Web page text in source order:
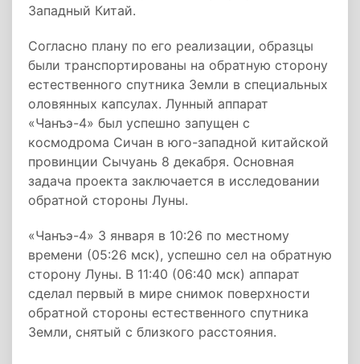
Западный Китай.
Согласно плану по его реализации, образцы
были транспортированы на обратную сторону
естественного спутника Земли в специальных
оловянных капсулах. Лунный аппарат
«Чанъэ-4» был успешно запущен с
космодрома Сичан в юго-западной китайской
провинции Сычуань 8 декабря. Основная
задача проекта заключается в исследовании
обратной стороны Луны.
«Чанъэ-4» 3 января в 10:26 по местному
времени (05:26 мск), успешно сел на обратную
сторону Луны. В 11:40 (06:40 мск) аппарат
сделал первый в мире снимок поверхности
обратной стороны естественного спутника
Земли, снятый с близкого расстояния.